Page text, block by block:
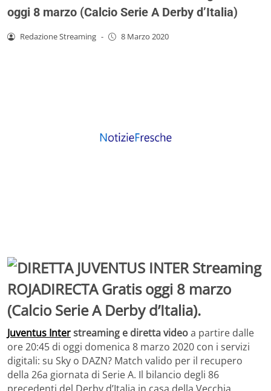
oggi 8 marzo (Calcio Serie A Derby d’Italia)
Redazione Streaming - 8 Marzo 2020
Juventus Interstreaming e diretta videoa partire dalle
ore 20:45 di oggi domenica 8 marzo 2020 con i servizi
digitali: su Sky o DAZN? Match valido per il recupero
della 26a giornata di Serie A. Il bilancio degli 86